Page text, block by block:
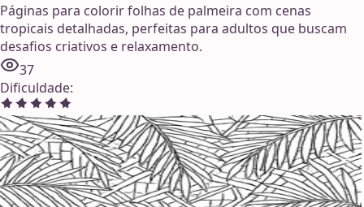
Páginas para colorir folhas de palmeira com cenas
tropicais detalhadas, perfeitas para adultos que buscam
desafios criativos e relaxamento.
37
Dificuldade: